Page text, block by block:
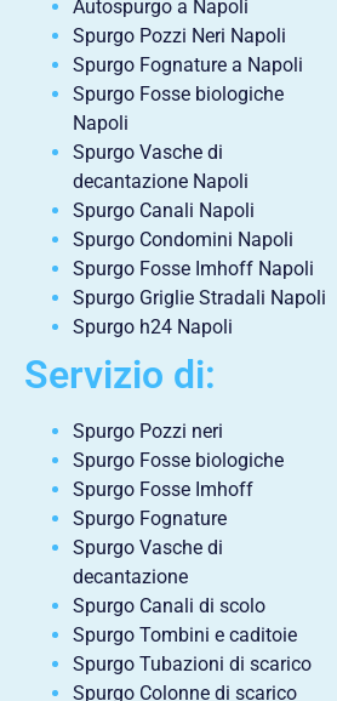
Autospurgo a Napoli
Spurgo Pozzi Neri Napoli
Spurgo Fognature a Napoli
Spurgo Fosse biologiche
Napoli
Spurgo Vasche di
decantazione Napoli
Spurgo Canali Napoli
Spurgo Condomini Napoli
Spurgo Fosse Imhoff Napoli
Spurgo Griglie Stradali Napoli
Spurgo h24 Napoli
Servizio di:
Spurgo Pozzi neri
Spurgo Fosse biologiche
Spurgo Fosse Imhoff
Spurgo Fognature
Spurgo Vasche di
decantazione
Spurgo Canali di scolo
Spurgo Tombini e caditoie
Spurgo Tubazioni di scarico
Spurgo Colonne di scarico